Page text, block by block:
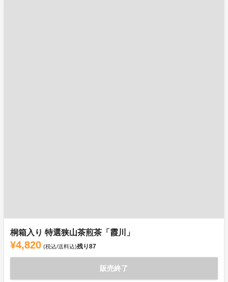
桐箱入り 特選狭山茶煎茶「霞川」
¥4,820 (税込/送料込)残り87
販売終了